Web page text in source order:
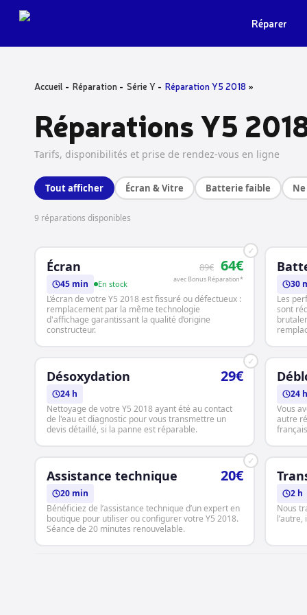
Réparer
Accueil Réparation Série Y Réparation Y5 2018
Réparations Y5
Tarifs, disponibilités et prise de rendez-vous en ligne
Tout afficher Écran & Vitre Batterie faible
9 réparations disponibles
✓
Écran 89€ 64€
avec Bonus Réparation*
45 min En stock
L’écran de votre Y5 2018 est fissuré ou défectueux :
remplacement par la même technologie
d'affichage garantissant la qualité d’origine
constructeur.
30
Les
sont
✓
Désoxydation 29€
24 h
Nettoyage de votre Y5 2018 ayant été au contact
de l'eau et diagnostic pour vous transmettre un
devis détaillé, si la panne est réparable.
24 h
Vous
autre
✓
Assistance technique 20€
20 min
Bénéficiez de l’assistance technique d’un expert en
boutique pour utiliser ou configurer votre Y5 2018.
Séance de 20 minutes renouvelable.
2 h
Nous